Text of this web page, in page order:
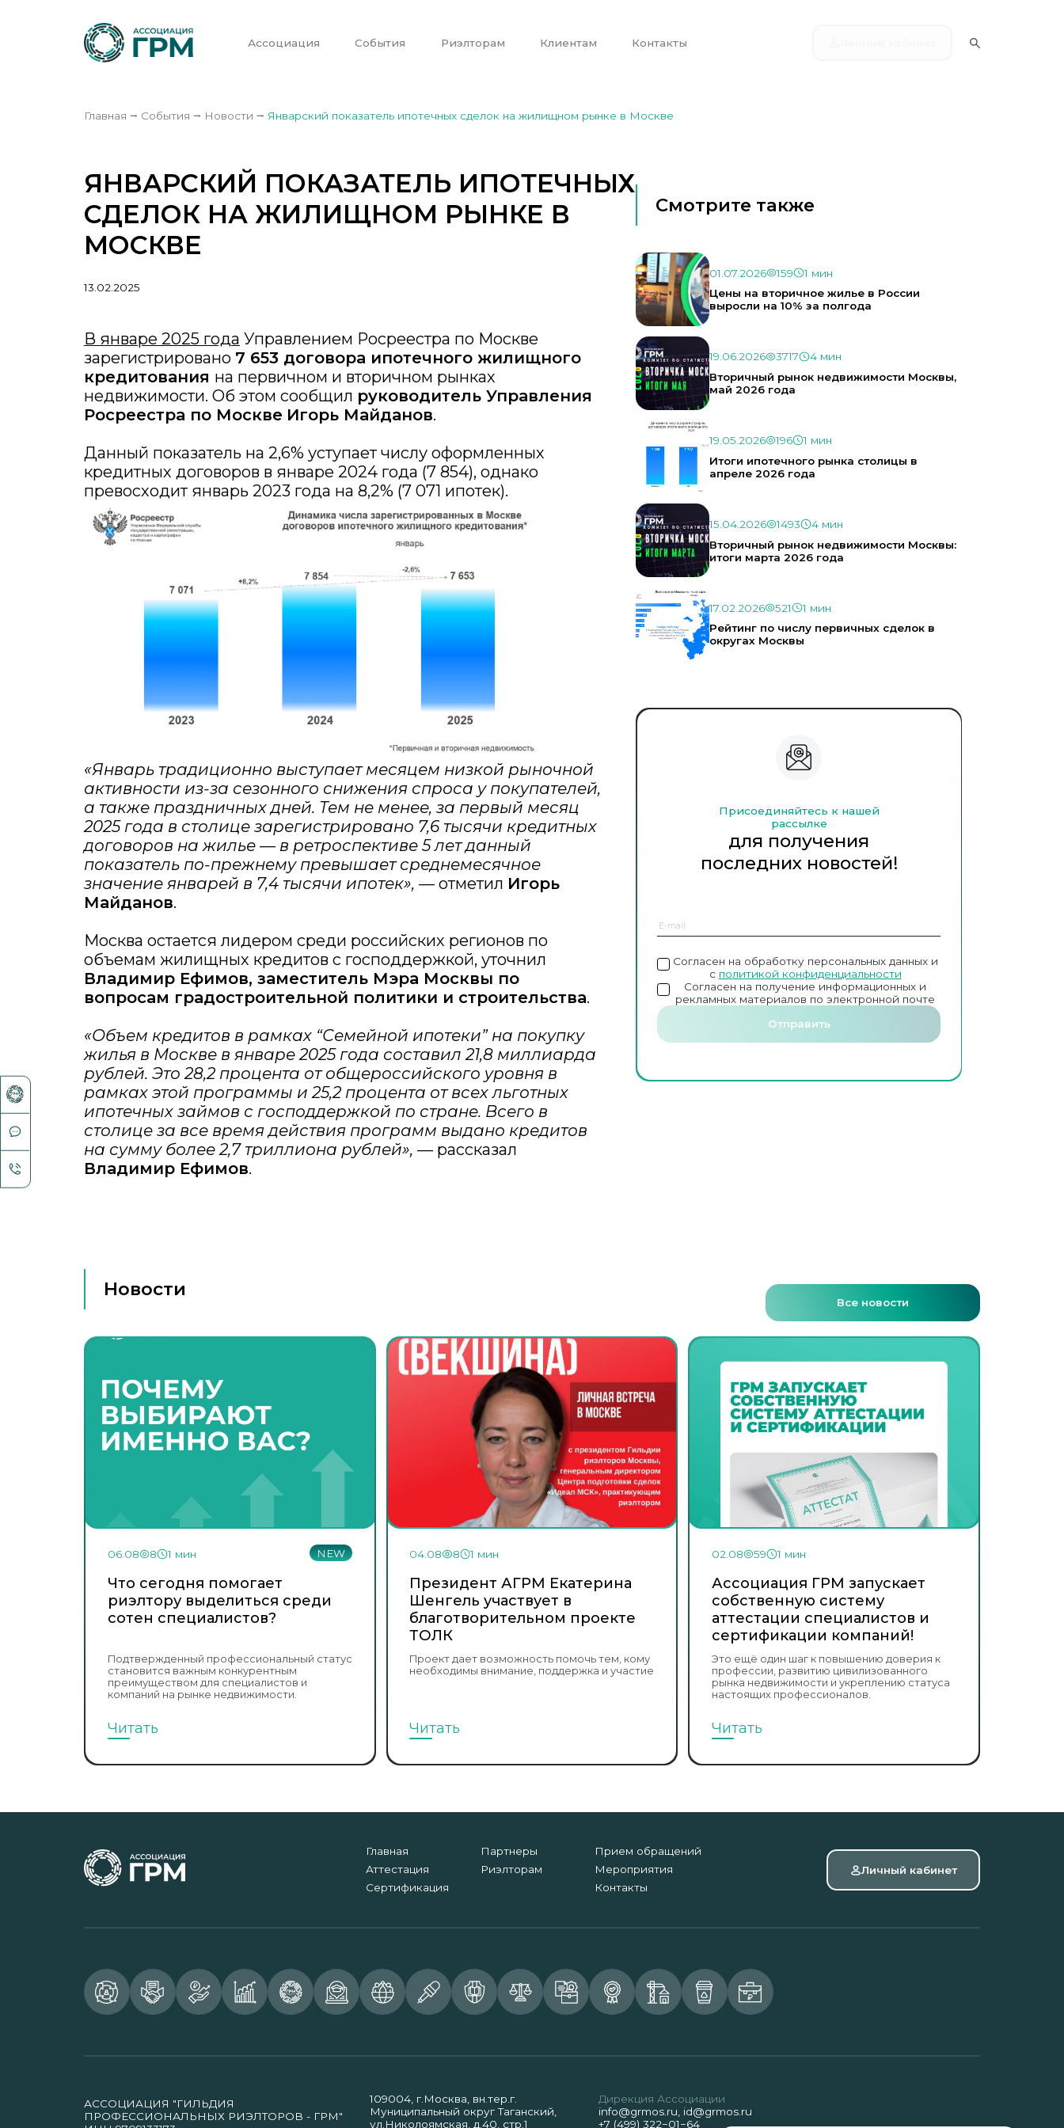
Ассоциация События Риэлторам Клиентам Контакты
Главная ⭢ События ⭢ Новости ⭢ Январский показатель ипотечных сделок на жилищном рынке в Москве
ЯНВАРСКИЙ ПОКАЗАТЕЛЬ ИПОТЕЧНЫХ
СДЕЛОК НА ЖИЛИЩНОМ РЫНКЕ В
МОСКВЕ
13.02.2025
В январе 2025 года Управлением Росреестра по Москве
зарегистрировано 7 653 договора ипотечного жилищного
кредитования на первичном и вторичном рынках
недвижимости. Об этом сообщил руководитель Управления
Росреестра по Москве Игорь Майданов.
Данный показатель на 2,6% уступает числу оформленных
кредитных договоров в январе 2024 года (7 854), однако
превосходит январь 2023 года на 8,2% (7 071 ипотек).
«Январь традиционно выступает месяцем низкой рыночной
активности из-за сезонного снижения спроса у покупателей,
а также праздничных дней. Тем не менее, за первый месяц
2025 года в столице зарегистрировано 7,6 тысячи кредитных
договоров на жилье — в ретроспективе 5 лет данный
показатель по-прежнему превышает среднемесячное
значение январей в 7,4 тысячи ипотек», — отметил Игорь
Майданов.
Москва остается лидером среди российских регионов по
объемам жилищных кредитов с господдержкой, уточнил
Владимир Ефимов, заместитель Мэра Москвы по
вопросам градостроительной политики и строительства.
«Объем кредитов в рамках “Семейной ипотеки” на покупку
жилья в Москве в январе 2025 года составил 21,8 миллиарда
рублей. Это 28,2 процента от общероссийского уровня в
рамках этой программы и 25,2 процента от всех льготных
ипотечных займов с господдержкой по стране. Всего в
столице за все время действия программ выдано кредитов
на сумму более 2,7 триллиона рублей», — рассказал
Владимир Ефимов.
Смотрите также
01.07.2026 159
1 мин
Цены на вторичное жилье в России
выросли на 10% за полгода
19.06.2026 3717
4 мин
Вторичный рынок недвижимости Москвы,
май 2026 года
19.05.2026 196
1 мин
Итоги ипотечного рынка столицы в
апреле 2026 года
15.04.2026 1493
4 мин
Вторичный рынок недвижимости Москвы:
итоги марта 2026 года
17.02.2026 521
1 мин
Рейтинг по числу первичных сделок в
округах Москвы
Присоединяйтесь к нашей
рассылке
для получения
последних новостей!
Согласен на обработку персональных данных и
с политикой конфиденциальности
Согласен на получение информационных и
рекламных материалов по электронной почте
Отправить
Новости
Все новости
NEW
06.08 8 1 мин
Что сегодня помогает
риэлтору выделиться среди
сотен специалистов?
Подтвержденный профессиональный статус
становится важным конкурентным
преимуществом для специалистов и
компаний на рынке недвижимости.
Читать
04.08 8 1 мин
Президент АГРМ Екатерина
Шенгель участвует в
благотворительном проекте
ТОЛК
Проект дает возможность помочь тем, кому
необходимы внимание, поддержка и участие
Читать
02.08 59 1 мин
Ассоциация ГРМ запускает
собственную систему
аттестации специалистов и
сертификации компаний!
Это ещё один шаг к повышению доверия к
профессии, развитию цивилизованного
рынка недвижимости и укреплению статуса
настоящих профессионалов.
Читать
Главная
Аттестация
Сертификация
Партнеры
Риэлторам
Прием обращений
Мероприятия
Контакты
Личный кабинет
АССОЦИАЦИЯ "ГИЛЬДИЯ
ПРОФЕССИОНАЛЬНЫХ РИЭЛТОРОВ - ГРМ"
109004, г.Москва, вн.тер.г.
Муниципальный округ Таганский,
ул.Николоямская, д.40, стр.1
Дирекция Ассоциации
info@grmos.ru id@grmos.ru
+7 (499) 322−01−64